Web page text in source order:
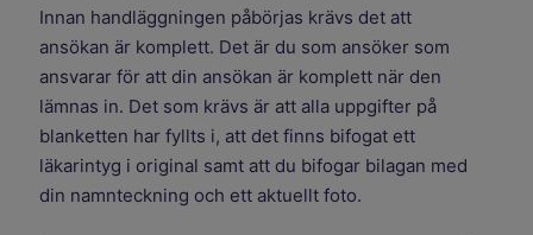
Innan handläggningen påbörjas krävs det att
ansökan är komplett. Det är du som ansöker som
ansvarar för att din ansökan är komplett när den
lämnas in. Det som krävs är att alla uppgifter på
blanketten har fyllts i, att det finns bifogat ett
läkarintyg i original samt att du bifogar bilagan med
din namnteckning och ett aktuellt foto.